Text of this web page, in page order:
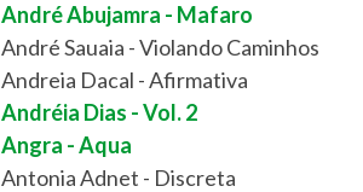
André Abujamra - Mafaro
André Sauaia - Violando Caminhos
Andreia Dacal - Afirmativa
Andréia Dias - Vol. 2
Angra - Aqua
Antonia Adnet - Discreta